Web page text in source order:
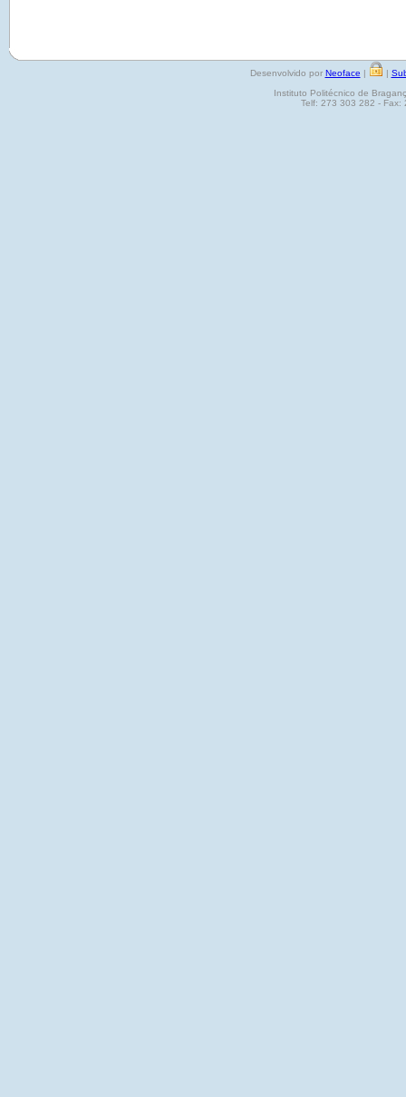
Desenvolvido por Neoface | |
Instituto Politécnico de
Telf: 273 303 282 - Fax: